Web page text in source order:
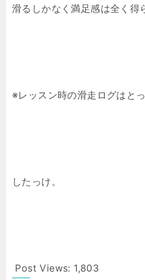
滑るしかなく満足感は全く得
※レッスン時の滑走ログはとっ
したっけ。
Post Views: 1,803